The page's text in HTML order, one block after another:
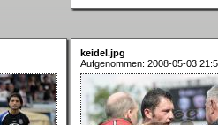
keidel.jpg
Aufgenommen: 2008-05-03